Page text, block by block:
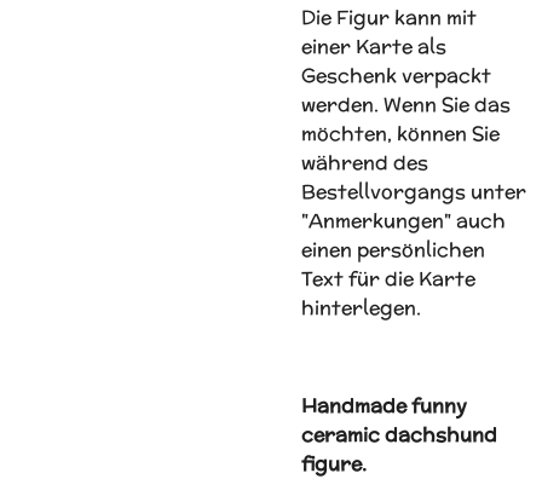
Die Figur kann mit
einer Karte als
Geschenk verpackt
werden. Wenn Sie das
möchten, können Sie
während des
Bestellvorgangs unter
"Anmerkungen" auch
einen persönlichen
Text für die Karte
hinterlegen.
Handmade funny
ceramic dachshund
figure.